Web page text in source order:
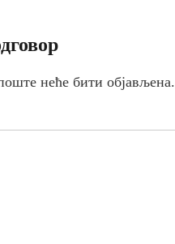
неће бити објављена.